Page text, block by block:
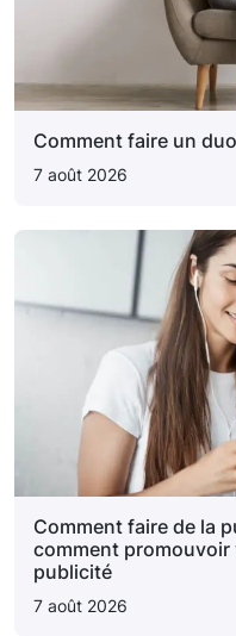
Comment faire un
7 août 2026
Comment faire de la
comment promouvoir
publicité
7 août 2026